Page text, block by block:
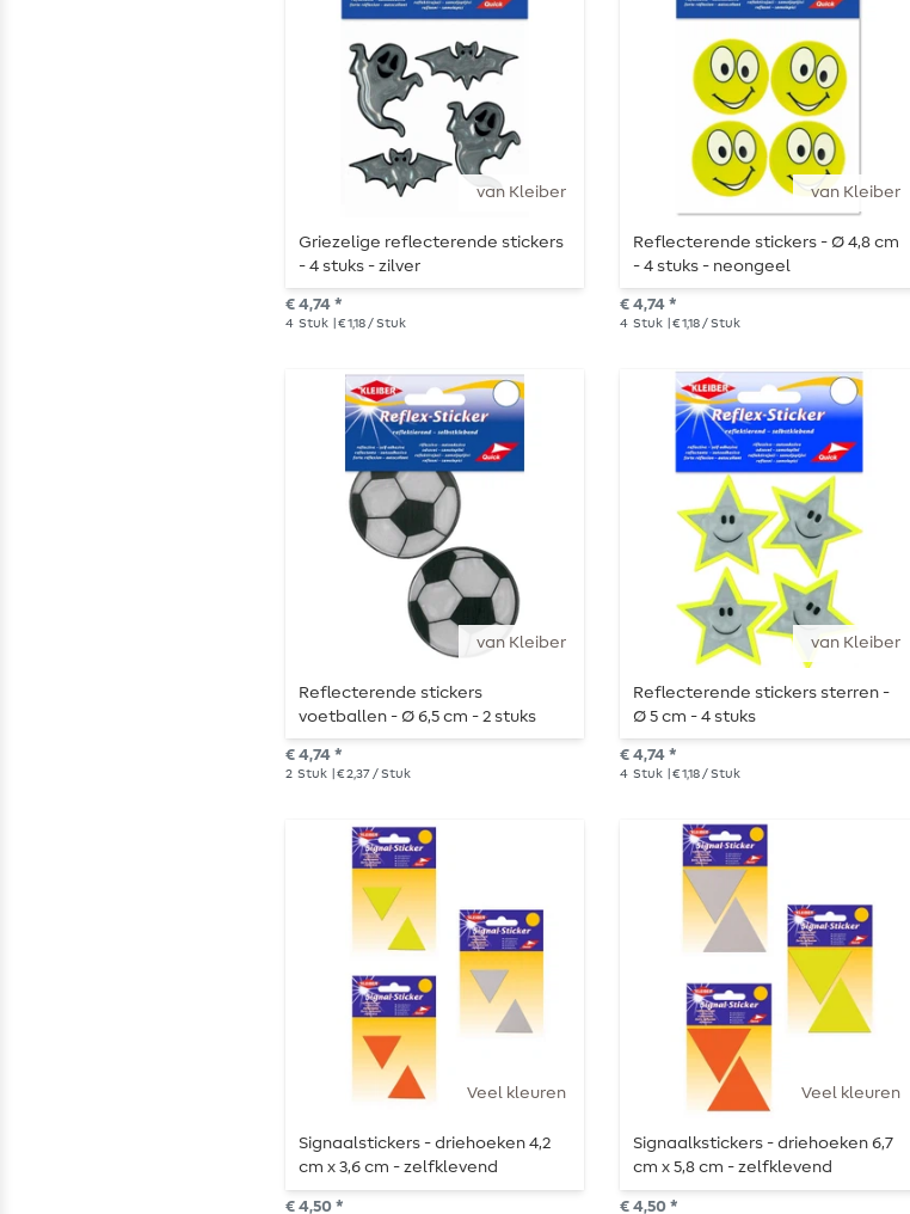
van Kleiber
Griezelige reflecterende stickers
- 4 stuks - zilver
€ 4,74 *
4 Stuk | € 1,18 / Stuk
van Kleiber
Reflecterende stickers - Ø 4,8 cm
- 4 stuks - neongeel
€ 4,74 *
4 Stuk | € 1,18 / Stuk
van Kleiber
Reflecterende stickers
voetballen - Ø 6,5 cm - 2 stuks
€ 4,74 *
2 Stuk | € 2,37 / Stuk
van Kleiber
Reflecterende stickers sterren -
Ø 5 cm - 4 stuks
€ 4,74 *
4 Stuk | € 1,18 / Stuk
Veel kleuren
Signaalstickers - driehoeken 4,2
cm x 3,6 cm - zelfklevend
€ 4,50 *
Veel kleuren
Signaalkstickers - driehoeken 6,7
cm x 5,8 cm - zelfklevend
€ 4,50 *